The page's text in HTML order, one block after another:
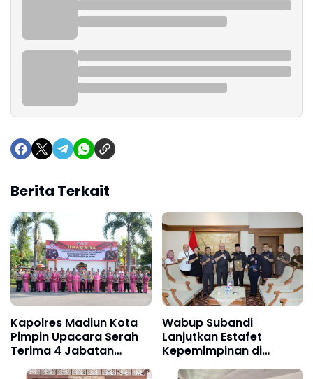
Berita Terkait
Kapolres Madiun Kota
Pimpin Upacara Serah
Terima 4 Jabatan
Wabup Subandi
Lanjutkan Estafet
Kepemimpinan di
Pemkab Sidoarjo